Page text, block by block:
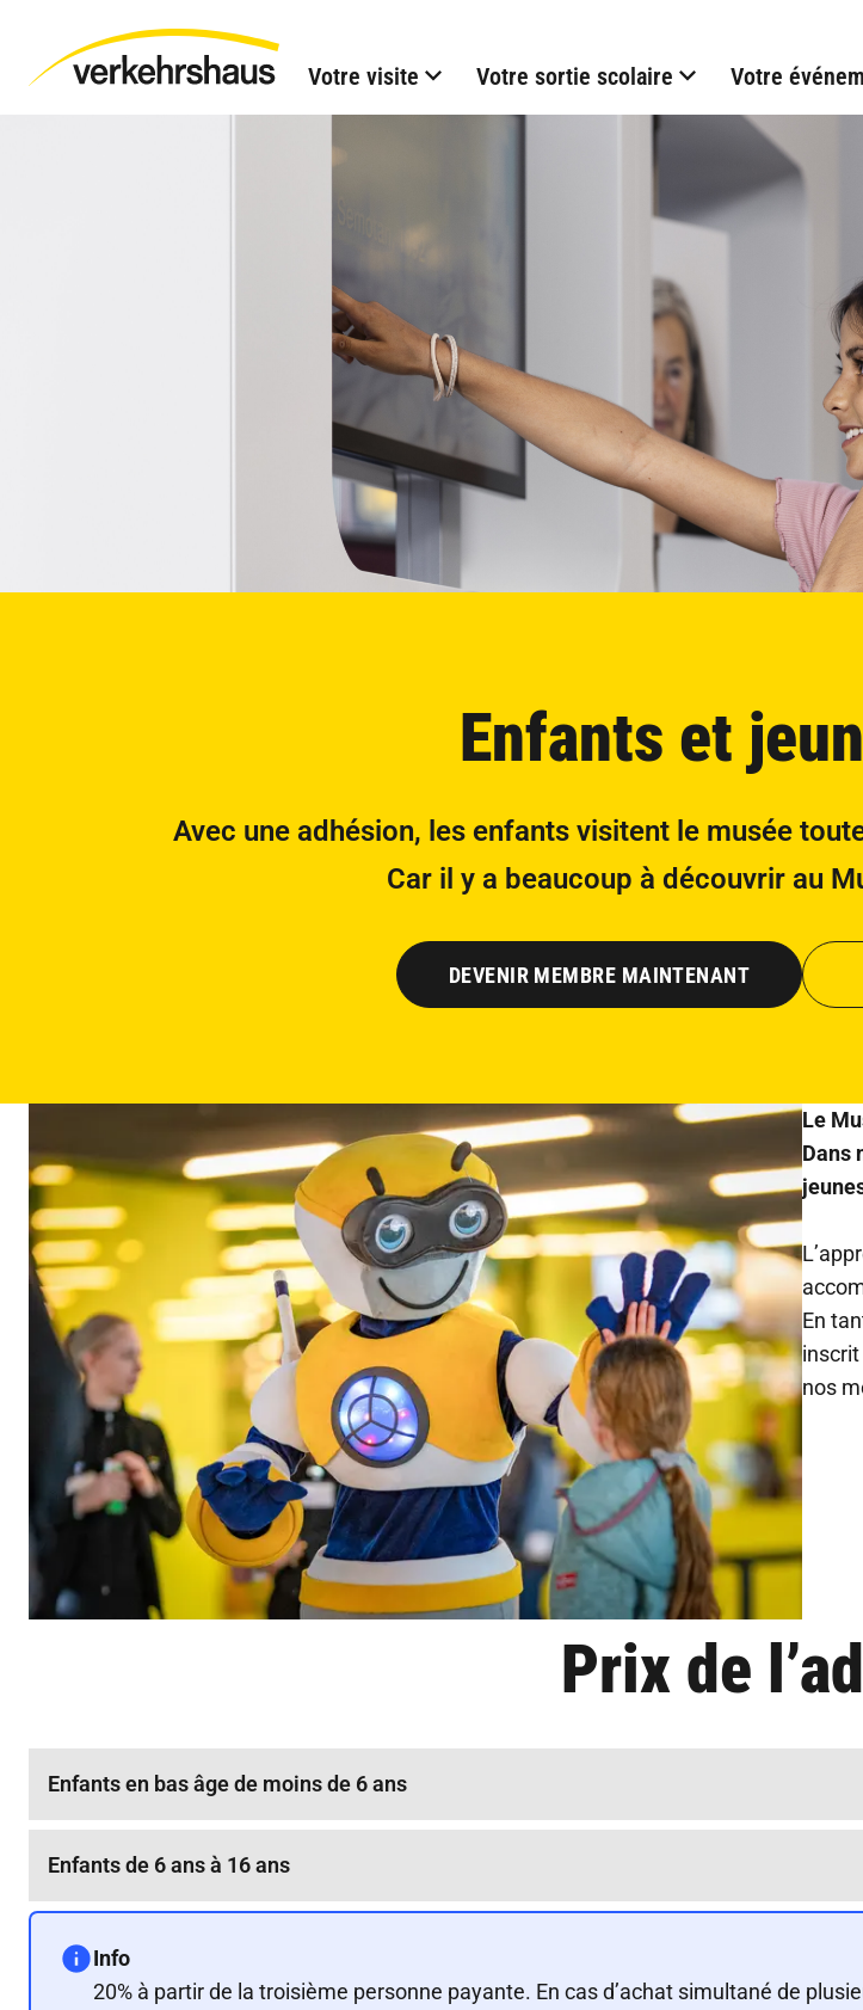
Votre visite Votre sortie scolaire Votre
Enfants et
Avec une adhésion, les enfants visitent le musée
Car il y a beaucoup à découvrir au
DEVENIR MEMBRE MAINTENANT
Le
Dans
En
nos
Prix de
Enfants en bas âge de moins de 6 ans
Enfants de 6 ans à 16 ans
Info
20% à partir de la troisième personne payante. En cas d’achat simultané de